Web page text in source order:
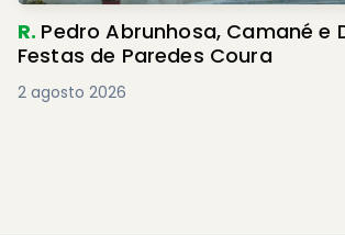
R. Pedro Abrunhosa, Camané e
Festas de Paredes Coura
2 agosto 2026